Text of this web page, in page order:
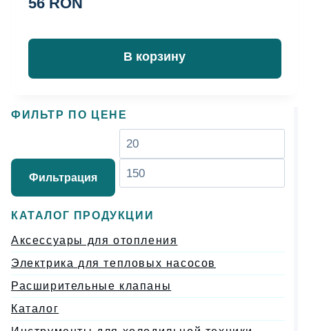
5.00
В корзину
ФИЛЬТР ПО ЦЕНЕ
Минимальная
цена
Фильтрация
КАТАЛОГ ПРОДУКЦИИ
Аксессуары для отопления
Электрика для тепловых насосов
Расширительные клапаны
Каталог